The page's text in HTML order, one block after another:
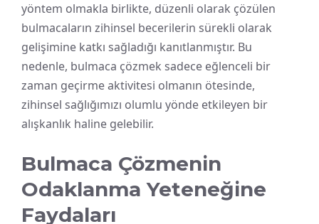
yöntem olmakla birlikte, düzenli olarak çözülen
bulmacaların zihinsel becerilerin sürekli olarak
gelişimine katkı sağladığı kanıtlanmıştır. Bu
nedenle, bulmaca çözmek sadece eğlenceli bir
zaman geçirme aktivitesi olmanın ötesinde,
zihinsel sağlığımızı olumlu yönde etkileyen bir
alışkanlık haline gelebilir.
Bulmaca Çözmenin
Odaklanma Yeteneğine
Faydaları